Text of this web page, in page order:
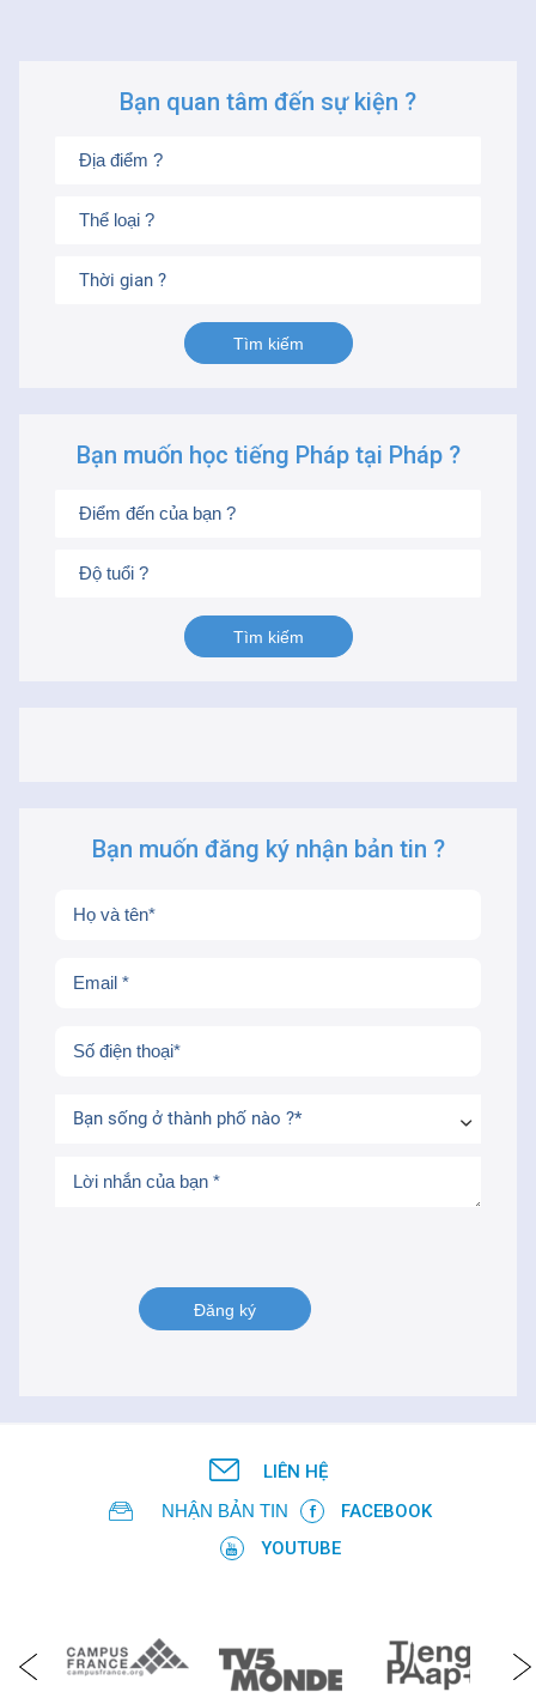
Bạn quan tâm đến sự kiện ?
Thời gian ?
Bạn muốn học tiếng Pháp tại Pháp ?
Bạn muốn đăng ký nhận bản tin ?
Bạn sống ở thành phố nào ?*
LIÊN HỆ
NHẬN BẢN TIN
FACEBOOK
YOUTUBE